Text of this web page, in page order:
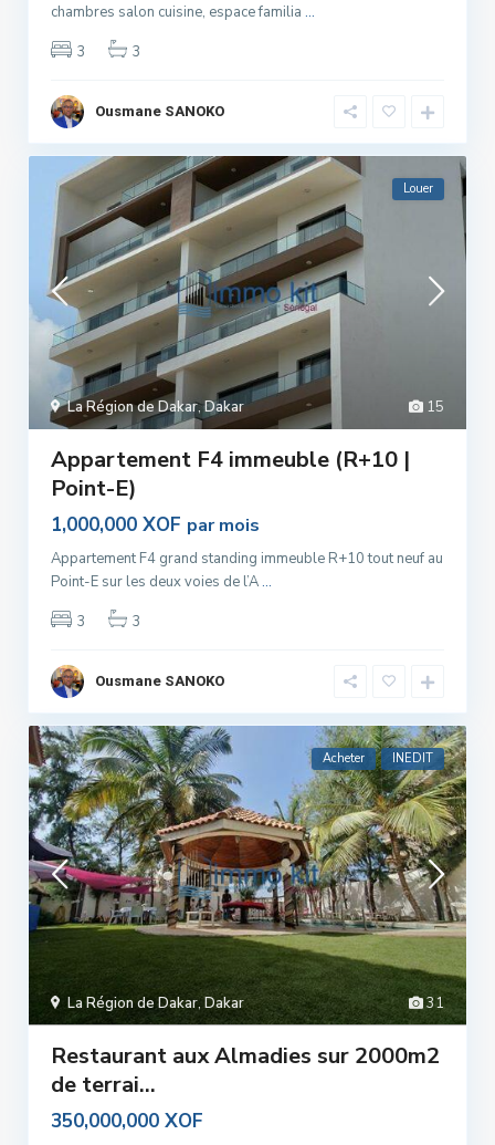
chambres salon cuisine, espace familia ...
3
3
Ousmane SANOKO
15
La Région de Dakar,Dakar
Louer
Appartement F4 immeuble (R+10 |
Point-E)
1,000,000 XOF par mois
Appartement F4 grand standing immeuble R+10 tout neuf au
Point-E sur les deux voies de l’A...
3
3
Ousmane SANOKO
31
La Région de Dakar,Dakar
Acheter INEDIT
Restaurant aux Almadies sur 2000m2
de terrai...
350,000,000 XOF